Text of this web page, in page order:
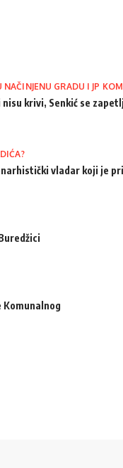
GRADU I JP
krivi, Senkić se
vladar koji je